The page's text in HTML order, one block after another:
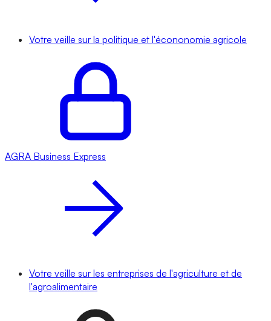
Votre veille sur la politique et l'écononomie agricole
AGRA Business Express
Votre veille sur les entreprises de l'agriculture et de
l'agroalimentaire